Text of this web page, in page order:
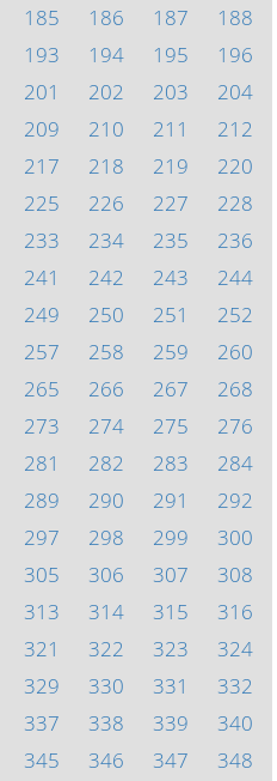
185 186 187
188
193 194 195
196
201 202 203
204
209 210 211
212
217 218 219
220
225 226 227
228
233 234 235
236
241 242 243
244
249 250 251
252
257 258 259
260
265 266 267
268
273 274 275
276
281 282 283
284
289 290 291
292
297 298 299
300
305 306 307
308
313 314 315
316
321 322 323
324
329 330 331
332
337 338 339
340
345 346 347 348